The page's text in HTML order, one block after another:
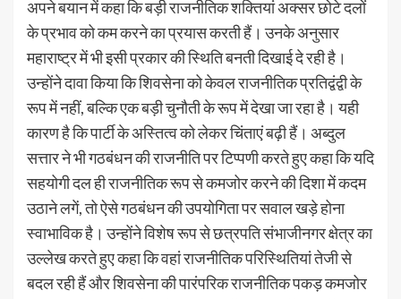
अपने बयान में कहा कि बड़ी राजनीतिक शक्तियां अक्सर छोटे दलों
के प्रभाव को कम करने का प्रयास करती हैं। उनके अनुसार
महाराष्ट्र में भी इसी प्रकार की स्थिति बनती दिखाई दे रही है।
उन्होंने दावा किया कि शिवसेना को केवल राजनीतिक प्रतिद्वंद्वी के
रूप में नहीं, बल्कि एक बड़ी चुनौती के रूप में देखा जा रहा है। यही
कारण है कि पार्टी के अस्तित्व को लेकर चिंताएं बढ़ी हैं। अब्दुल
सत्तार ने भी गठबंधन की राजनीति पर टिप्पणी करते हुए कहा कि यदि
सहयोगी दल ही राजनीतिक रूप से कमजोर करने की दिशा में कदम
उठाने लगें, तो ऐसे गठबंधन की उपयोगिता पर सवाल खड़े होना
स्वाभाविक है। उन्होंने विशेष रूप से छत्रपति संभाजीनगर क्षेत्र का
उल्लेख करते हुए कहा कि वहां राजनीतिक परिस्थितियां तेजी से
बदल रही हैं और शिवसेना की पारंपरिक राजनीतिक पकड़ कमजोर